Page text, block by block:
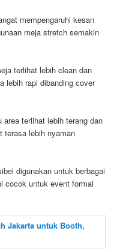
mempengaruhi kesan
meja stretch semakin
terlihat lebih clean dan
lebih rapi dibanding cover
terlihat lebih terang dan
terasa lebih nyaman
digunakan untuk berbagai
cocok untuk event formal